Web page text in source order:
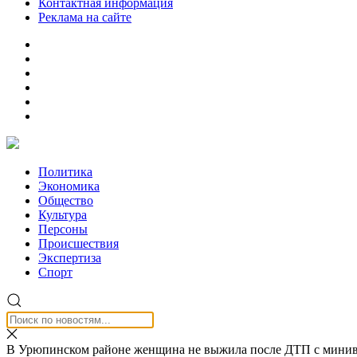
Контактная информация
Реклама на сайте
Политика
Экономика
Общество
Культура
Персоны
Происшествия
Экспертиза
Спорт
В Урюпинском районе женщина не выжила после ДТП с